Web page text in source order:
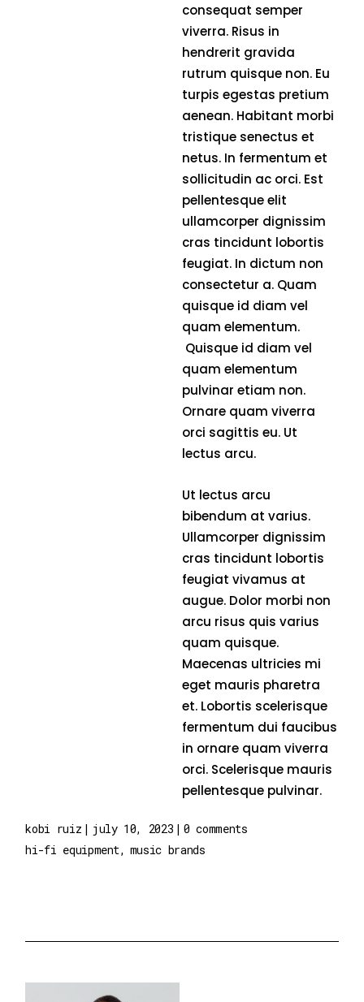
consequat semper
viverra. Risus in
hendrerit gravida
rutrum quisque non. Eu
turpis egestas pretium
aenean. Habitant morbi
tristique senectus et
netus. In fermentum et
sollicitudin ac orci. Est
pellentesque elit
ullamcorper dignissim
cras tincidunt lobortis
feugiat. In dictum non
consectetur a. Quam
quisque id diam vel
quam elementum.
Quisque id diam vel
quam elementum
pulvinar etiam non.
Ornare quam viverra
orci sagittis eu. Ut
lectus arcu.
Ut lectus arcu
bibendum at varius.
Ullamcorper dignissim
cras tincidunt lobortis
feugiat vivamus at
augue. Dolor morbi non
arcu risus quis varius
quam quisque.
Maecenas ultricies mi
eget mauris pharetra
et. Lobortis scelerisque
fermentum dui faucibus
in ornare quam viverra
orci. Scelerisque mauris
pellentesque pulvinar.
kobi ruiz july 10, 2023
0 comments
hi-fi equipment
music brands